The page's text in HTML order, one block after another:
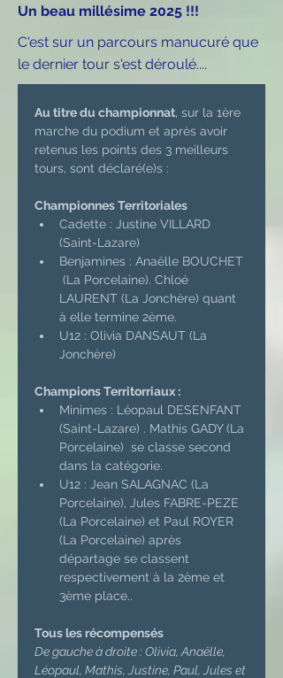
Un beau millésime 2025 !!!
C'est sur un parcours manucuré que
le dernier tour s'est déroulé....
Au titre du championnat, sur la 1ère
marche du podium et après avoir
retenus les points des 3 meilleurs
tours, sont déclaré(e)s :
Championnes Territoriales
Cadette : Justine VILLARD
(Saint-Lazare)
Benjamines : Anaëlle BOUCHET
(La Porcelaine). Chloé
LAURENT (La Jonchère) quant
à elle termine 2ème.
U12 : Olivia DANSAUT (La
Jonchère)
Champions Territorriaux :
Minimes : Léopaul DESENFANT
(Saint-Lazare) . Mathis GADY (La
Porcelaine)  se classe second
dans la catégorie.
U12 : Jean SALAGNAC (La
Porcelaine), Jules FABRE-PEZE
(La Porcelaine) et Paul ROYER
(La Porcelaine) après
départage se classent
respectivement à la 2ème et
3ème place..
Tous les récompensés
De gauche à droite : Olivia, Anaëlle,
Léopaul, Mathis, Justine, Paul, Jules et